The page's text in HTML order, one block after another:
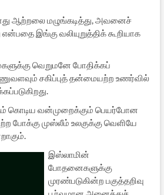
ஆற்றலை மழுங்கடித்து, அவனைச்
இங்கு வலியுறுத்திக் கூறியாக
வெறுமனே போதிக்கப்
சகிப்புத் தன்மையற்ற உணர்வில்
கொடிய வன்முறைக்கும் பெயர்போன
போக்கு முஸ்லீம் உலகுக்கு வெளியே
இஸ்லாமின்
போதனைகளுக்கு
முரண்படுகின்ற பகுத்தறிவு